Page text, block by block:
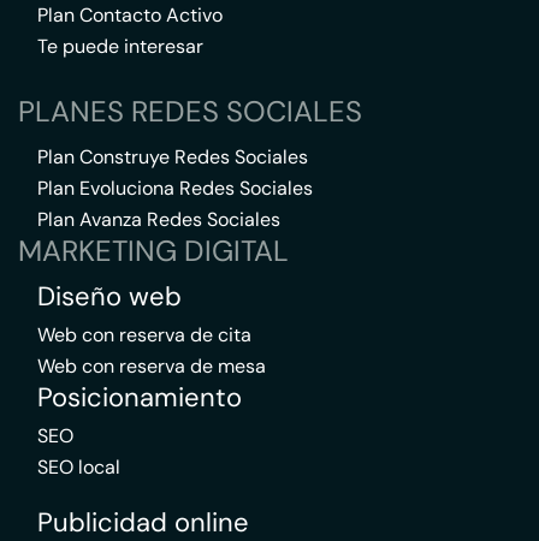
Plan Contacto Activo
Te puede interesar
PLANES REDES SOCIALES
Plan Construye Redes Sociales
Plan Evoluciona Redes Sociales
Plan Avanza Redes Sociales
MARKETING DIGITAL
Diseño web
Web con reserva de cita
Web con reserva de mesa
Posicionamiento
SEO
SEO local
Publicidad online